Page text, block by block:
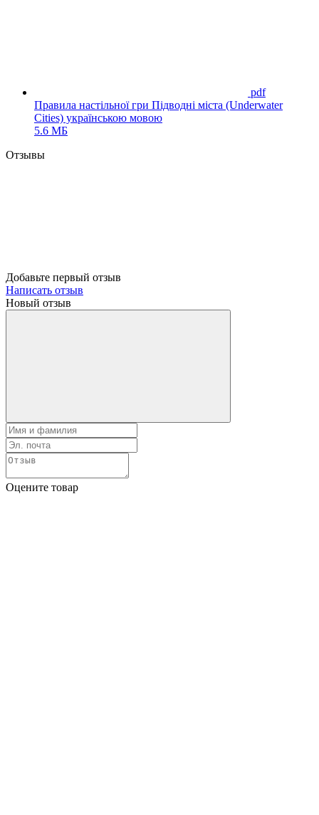
pdf
Правила настільної гри Підводні міста (Underwater
Cities) українською мовою
5.6 МБ
Отзывы
Добавьте первый отзыв
Написать отзыв
Новый отзыв
Оцените товар